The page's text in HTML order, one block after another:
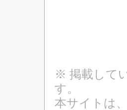
※ 掲載して
す。
本サイトは